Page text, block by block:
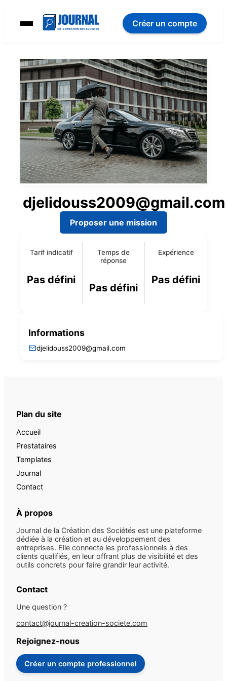
Créer un compte
djelidouss2009@gmail.com
Proposer une mission
Tarif indicatif
Pas défini
Temps de
réponse
Pas défini
Expérience
Pas défini
Informations
djelidouss2009@gmail.com
Plan du site
Accueil
Prestataires
Templates
Journal
Contact
À propos
Journal de la Création des Sociétés est une plateforme
dédiée à la création et au développement des
entreprises. Elle connecte les professionnels à des
clients qualifiés, en leur offrant plus de visibilité et des
outils concrets pour faire grandir leur activité.
Contact
Une question ?
contact@journal-creation-societe.com
Rejoignez-nous
Créer un compte professionnel